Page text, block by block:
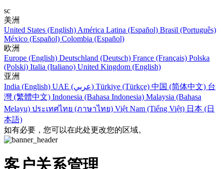
sc
美洲
United States (English) América Latina (Español) Brasil (Português)
México (Español) Colombia (Español)
欧洲
Europe (English) Deutschland (Deutsch) France (Français) Polska
(Polski) Italia (Italiano) United Kingdom (English)
亚洲
India (English)
UAE (عربي) Türkiye (Türkçe) 中国 (简体中文) 台
灣 (繁體中文) Indonesia (Bahasa Indonesia) Malaysia (Bahasa
Melayu) ประเทศไทย (ภาษาไทย) Việt Nam (Tiếng Việt) 日本 (日
本語)
如有必要，您可以在此处更改您的区域。
客户关系管理